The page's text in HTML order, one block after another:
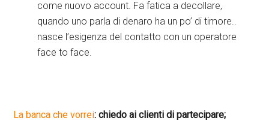
come nuovo account. Fa fatica a decollare,
quando uno parla di denaro ha un po’ di timore..
nasce l’esigenza del contatto con un operatore
face to face.
La banca che vorrei: chiedo ai clienti di partecipare;